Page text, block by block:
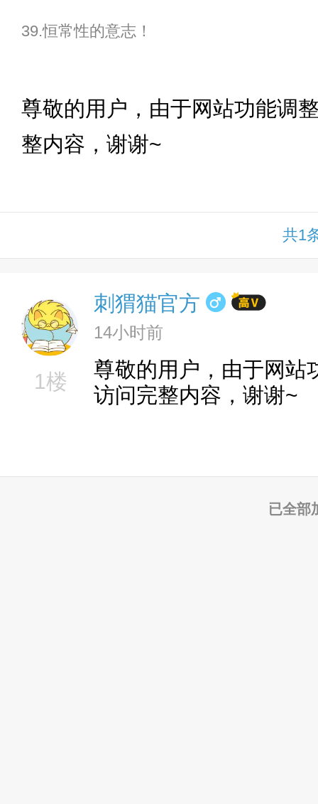
39.恒常性的意志！
尊敬的用户，由于网站功能调
整内容，谢谢~
共1
1楼
刺猬猫官方
14小时前
尊敬的用户，由于网站
访问完整内容，谢谢~
已全部